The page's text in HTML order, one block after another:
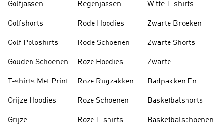
Golfjassen
Golfshorts
Golf Poloshirts
Gouden Schoenen
T-shirts Met Print
Grijze Hoodies
Grijze
Regenjassen
Rode Hoodies
Rode Schoenen
Roze Hoodies
Roze Rugzakken
Roze Schoenen
Roze T-shirts
Witte T-shirts
Zwarte Broeken
Zwarte Shorts
Zwarte
Badpakken En
Basketbalshorts
Basketbalschoenen